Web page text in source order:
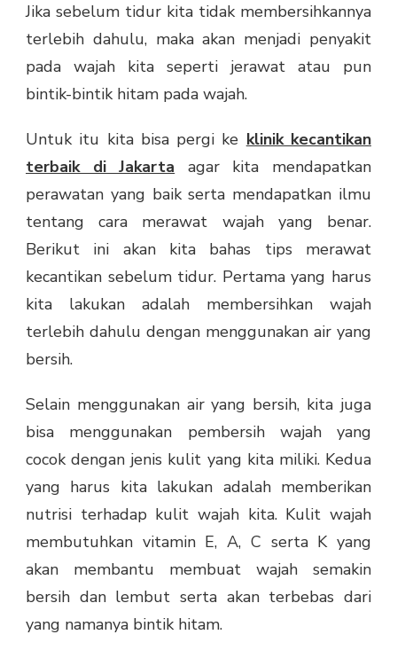
Jika sebelum tidur kita tidak membersihkannya
terlebih dahulu, maka akan menjadi penyakit
pada wajah kita seperti jerawat atau pun
bintik-bintik hitam pada wajah.
Untuk itu kita bisa pergi ke klinik kecantikan
terbaik di Jakarta agar kita mendapatkan
perawatan yang baik serta mendapatkan ilmu
tentang cara merawat wajah yang benar.
Berikut ini akan kita bahas tips merawat
kecantikan sebelum tidur. Pertama yang harus
kita lakukan adalah membersihkan wajah
terlebih dahulu dengan menggunakan air yang
bersih.
Selain menggunakan air yang bersih, kita juga
bisa menggunakan pembersih wajah yang
cocok dengan jenis kulit yang kita miliki. Kedua
yang harus kita lakukan adalah memberikan
nutrisi terhadap kulit wajah kita. Kulit wajah
membutuhkan vitamin E, A, C serta K yang
akan membantu membuat wajah semakin
bersih dan lembut serta akan terbebas dari
yang namanya bintik hitam.